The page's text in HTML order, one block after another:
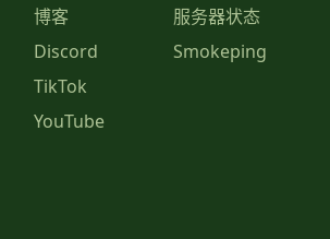
博客
Discord
TikTok
YouTube
服务器状态
Smokeping